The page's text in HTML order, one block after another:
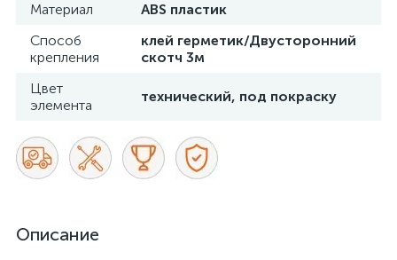
Материал
ABS пластик
Способ
крепления
клей герметик/Двусторонний
скотч 3м
Цвет
элемента
технический, под покраску
Описание